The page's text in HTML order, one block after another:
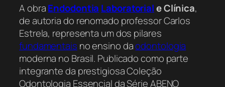
A obraEndodontia Laboratoriale Clínica,
de autoria do renomado professor Carlos
Estrela, representa um dos pilares
fundamentais no ensino daodontologia
moderna no Brasil. Publicado como parte
integrante da prestigiosa Coleção
Odontologia Essencial da Série ABENO